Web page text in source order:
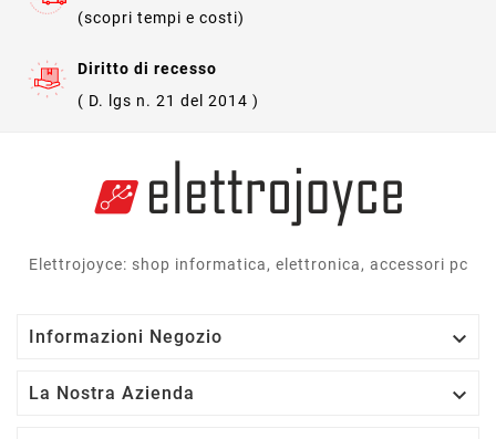
(scopri tempi e costi)
Diritto di recesso
( D. lgs n. 21 del 2014 )
Elettrojoyce: shop informatica, elettronica, accessori pc
Informazioni Negozio 
La Nostra Azienda 